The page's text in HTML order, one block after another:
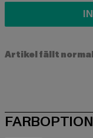
Artikel fällt